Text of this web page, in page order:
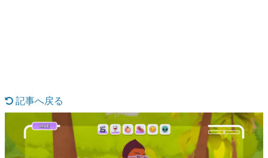
なんでゲームは面白い？
ゲーム開発者・hamatsu氏がゲームの魅力を画面や操作の
具体的な形から解き明かしていく、硬派で骨太な評論連載
です。
記事へ戻る